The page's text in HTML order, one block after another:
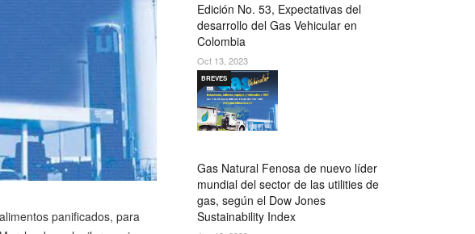
panificados, para
Edición No. 53, Expectativas del
desarrollo del Gas Vehicular en
Colombia
Oct 13, 2023
Gas Natural Fenosa de nuevo líder
mundial del sector de las utilities de
gas, según el Dow Jones
Sustainability Index
BREVES